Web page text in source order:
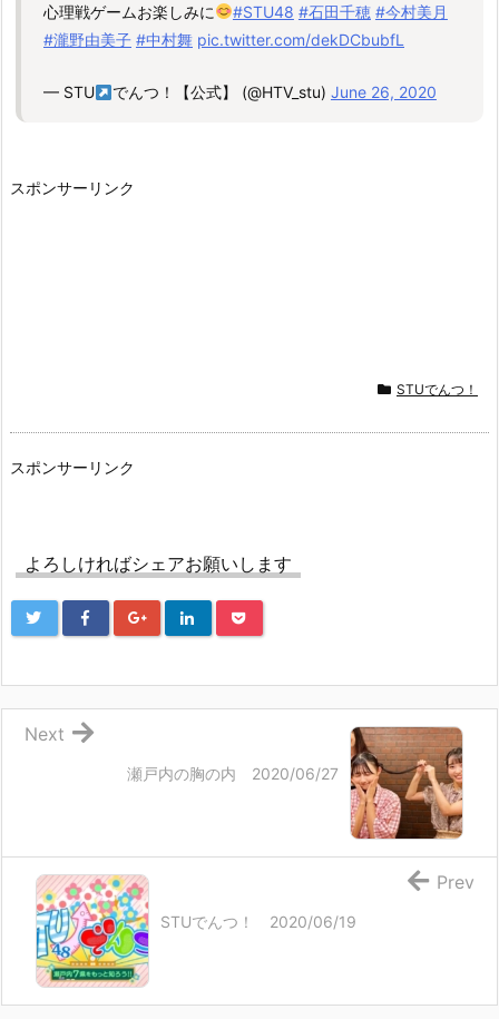
心理戦ゲームお楽しみに
#STU48 #石田千穂 #今村美月
#瀧野由美子 #中村舞 pic.twitter.com/dekDCbubfL
— STU でんつ！【公式】 (@HTV_stu) June 26, 2020
スポンサーリンク
STUでんつ！
スポンサーリンク
よろしければシェアお願いします
瀬戸内の胸の内 2020/06/27
Next
STUでんつ！ 2020/06/19
Prev